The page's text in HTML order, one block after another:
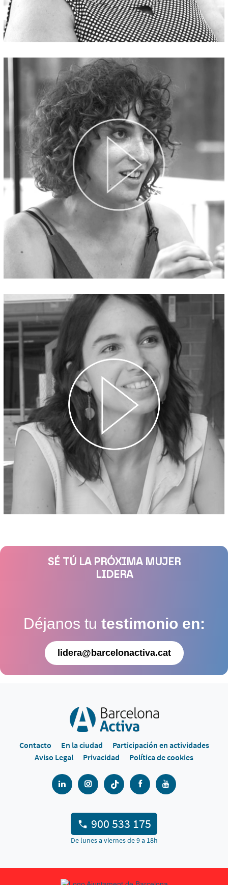
SÉ TÚ LA PRÓXIMA MUJER
LIDERA
Déjanos tu testimonio en:
lidera@barcelonactiva.cat
Contacto En la ciudad
Participación en actividades
Aviso Legal
Privacidad Política de cookies
900 533 175
De lunes a viernes de 9 a 18h